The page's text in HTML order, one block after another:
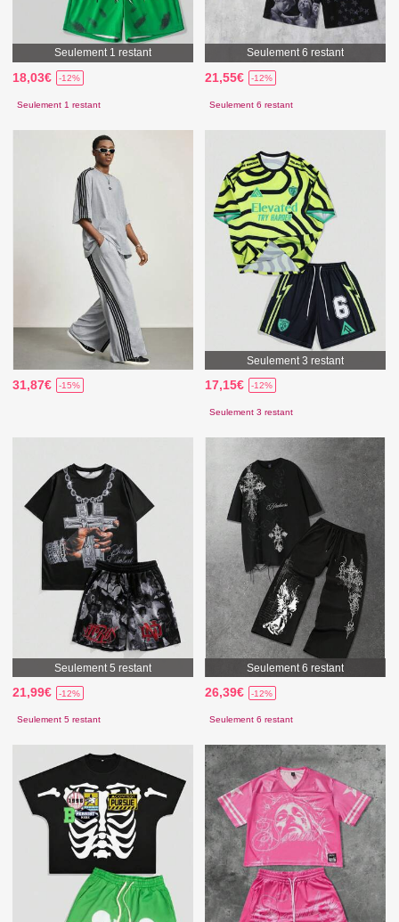
Seulement 1 restant
18,03€ -12%
Seulement 1 restant
Seulement 6 restant
21,55€ -12%
Seulement 6 restant
31,87€ -15%
Seulement 3 restant
17,15€ -12%
Seulement 3 restant
Seulement 5 restant
21,99€ -12%
Seulement 5 restant
Seulement 6 restant
26,39€ -12%
Seulement 6 restant